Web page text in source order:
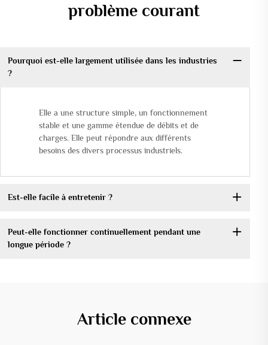
problème courant
Pourquoi est-elle largement utilisée dans les industries
?
Elle a une structure simple, un fonctionnement
stable et une gamme étendue de débits et de
charges. Elle peut répondre aux différents
besoins des divers processus industriels.
Est-elle facile à entretenir ?
Peut-elle fonctionner continuellement pendant une
longue période ?
Article connexe